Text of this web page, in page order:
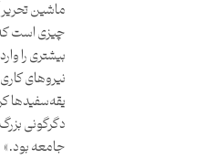
ماشین
چیزی است
بیشتری را
نیروهای
یقه‌سفیدها
دگرگونی
جامعه بود.»